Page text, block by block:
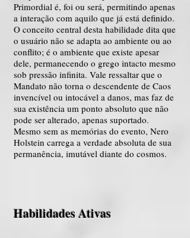
Primordial é, foi ou será, permitindo apenas
a interação com aquilo que já está definido.
O conceito central desta habilidade dita que
o usuário não se adapta ao ambiente ou ao
conflito; é o ambiente que existe apesar
dele, permanecendo o grego intacto mesmo
sob pressão infinita. Vale ressaltar que o
Mandato não torna o descendente de Caos
invencível ou intocável a danos, mas faz de
sua existência um ponto absoluto que não
pode ser alterado, apenas suportado.
Mesmo sem as memórias do evento, Nero
Holstein carrega a verdade absoluta de sua
permanência, imutável diante do cosmos.
Habilidades Ativas